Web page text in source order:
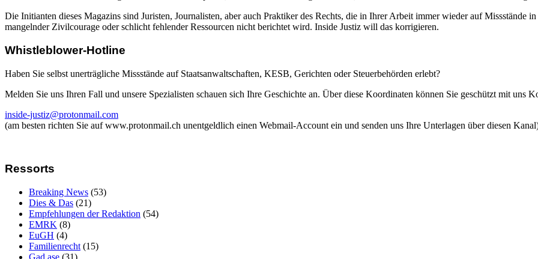
Die Initianten dieses Magazins sind Juristen, Journalisten, aber auch Praktiker des Rechts, die in Ihrer Arbeit immer wieder auf Missstände
mangelnder Zivilcourage oder schlicht fehlender Ressourcen nicht berichtet wird. Inside Justiz will das korrigieren.
Whistleblower-Hotline
Haben Sie selbst unerträgliche Missstände auf Staatsanwaltschaften, KESB, Gerichten oder Steuerbehörden erlebt?
Melden Sie uns Ihren Fall und unsere Spezialisten schauen sich Ihre Geschichte an. Über diese Koordinaten können Sie geschützt mit uns
inside-justiz@protonmail.com
(am besten richten Sie auf www.protonmail.ch unentgeldlich einen Webmail-Account ein und senden uns Ihre Unterlagen über diesen
Ressorts
Breaking News (53)
Dies & Das (21)
Empfehlungen der Redaktion (54)
EMRK (8)
EuGH (4)
Familienrecht (15)
Gad ase (31)